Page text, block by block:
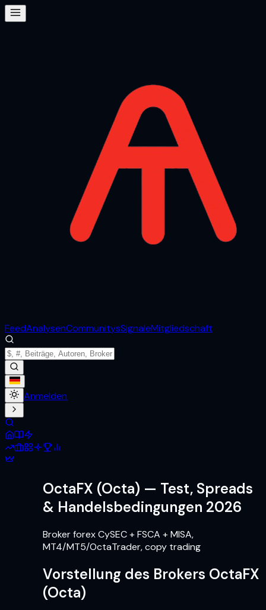
FeedAnalysenCommunitysSignaleMitgliedschaft
Anmelden
OctaFX (Octa) — Test, Spreads
& Handelsbedingungen 2026
Broker forex CySEC + FSCA + MISA,
MT4/MT5/OctaTrader, copy trading
Vorstellung des Brokers OctaFX
(Octa)